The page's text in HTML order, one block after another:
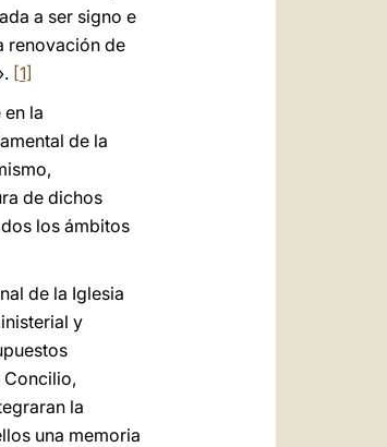
a ser signo e
renovación de
[1]
la
de la
de dichos
los ámbitos
de la Iglesia
y
la
una memoria